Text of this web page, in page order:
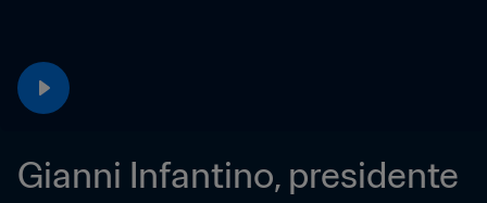
Gianni Infantino, presidente